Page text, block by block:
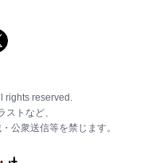
rights reserved.
トなど、
公衆送信等を禁じます。